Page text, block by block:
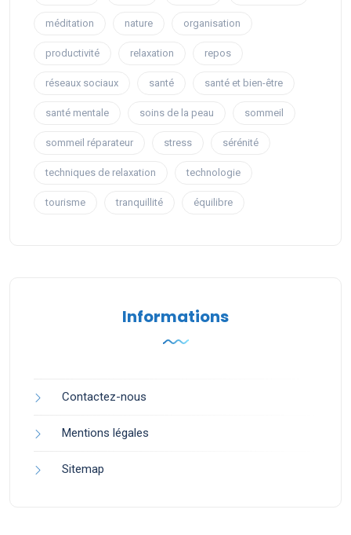
méditation nature organisation
productivité relaxation repos
réseaux sociaux santé santé et bien-être
santé mentale soins de la peau sommeil
sommeil réparateur stress sérénité
techniques de relaxation technologie
tourisme tranquillité équilibre
Informations
Contactez-nous
Mentions légales
Sitemap